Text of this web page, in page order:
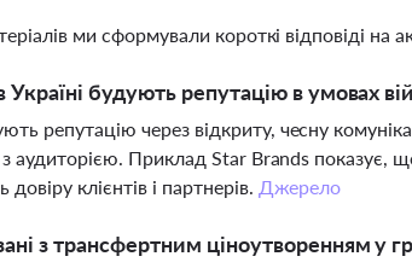
ми сформували короткі відповіді на
Україні будують репутацію в умовах
репутацію через відкриту, чесну
з аудиторією. Приклад Star Brands показує,
клієнтів і партнерів. Джерело
з трансфертним ціноутворенням у